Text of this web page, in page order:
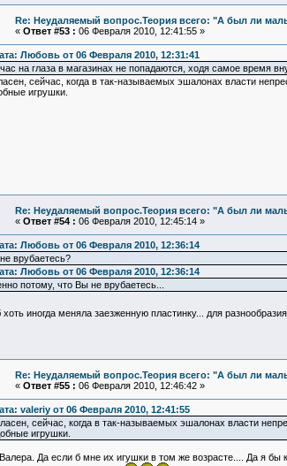
Re: Неудаляемый вопрос.Теория всего: "А был ли
« Ответ #53 : 06 Февраля 2010, 12:41:55 »
Любовь от 06 Февраля 2010, 12:31:41
на глаза в магазинах не попадаются, ходя самое время
сейчас, когда в так-называемых эшалонах власти
игрушки.
Re: Неудаляемый вопрос.Теория всего: "А был ли
« Ответ #54 : 06 Февраля 2010, 12:45:14 »
Любовь от 06 Февраля 2010, 12:36:14
врубаетесь?
Любовь от 06 Февраля 2010, 12:36:14
потому, что Вы не врубаетесь...
хоть иногда меняла заезженную пластинку... для разнообразия
Re: Неудаляемый вопрос.Теория всего: "А был ли
« Ответ #55 : 06 Февраля 2010, 12:46:42 »
valeriy от 06 Февраля 2010, 12:41:55
сейчас, когда в так-называемых эшалонах власти
игрушки.
Да если б мне их игушки в том же возрасте.... Да я бы